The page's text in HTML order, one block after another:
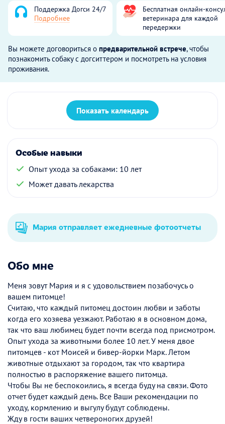
Поддержка Догси 24/7
Подробнее
Бесплатная онлайн-
ветеринара для каждой
передержки
Вы можете договориться о предварительной встрече, чтобы
познакомить собаку с догситтером и посмотреть на условия
проживания.
Показать календарь
Особые навыки
Опыт ухода за собаками: 10 лет
Может давать лекарства
Мария отправляет ежедневные фотоотчеты
Обо мне
Меня зовут Мария и я с удовольствием позабочусь о
вашем питомце!
Считаю, что каждый питомец достоин любви и заботы
когда его хозяева уезжают. Работаю я в основном дома,
так что ваш любимец будет почти всегда под присмотром.
Опыт ухода за животными более 10 лет. У меня двое
питомцев - кот Моисей и бивер-йорки Марк. Летом
животные отдыхают за городом, так что квартира
полностью в распоряжение вашего питомца.
Чтобы Вы не беспокоились, я всегда буду на связи. Фото
отчет будет каждый день. Все Ваши рекомендации по
уходу, кормлению и выгулу будут соблюдены.
Жду в гости ваших четвероногих друзей!